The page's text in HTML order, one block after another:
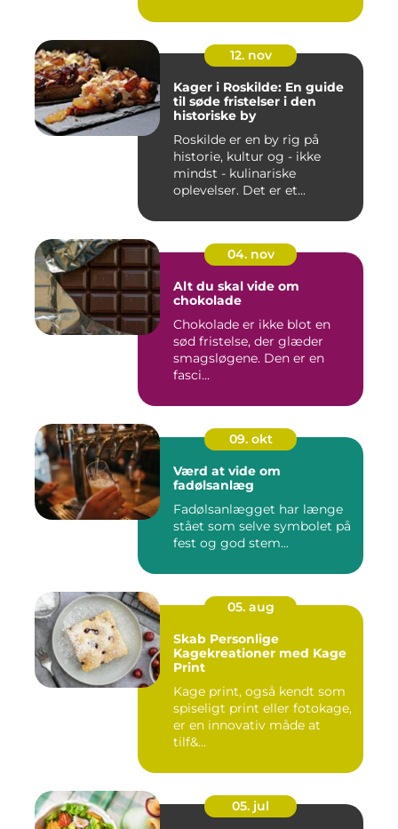
12. nov
Kager i Roskilde: En guide
til søde fristelser i den
historiske by
Roskilde er en by rig på
historie, kultur og - ikke
mindst - kulinariske
oplevelser. Det er et...
04. nov
Alt du skal vide om
chokolade
Chokolade er ikke blot en
sød fristelse, der glæder
smagsløgene. Den er en
fasci...
09. okt
Værd at vide om
fadølsanlæg
Fadølsanlægget har længe
stået som selve symbolet på
fest og god stem...
05. aug
Skab Personlige
Kagekreationer med Kage
Print
Kage print, også kendt som
spiseligt print eller fotokage,
er en innovativ måde at
tilf&...
05. jul